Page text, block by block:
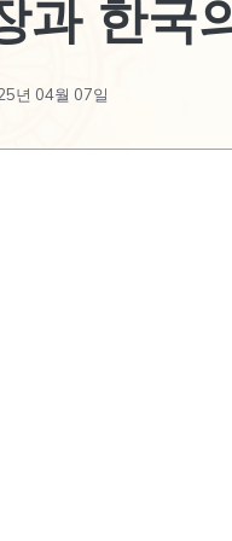
과 한국
년 04월 07일